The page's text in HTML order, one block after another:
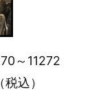
～11272
込）